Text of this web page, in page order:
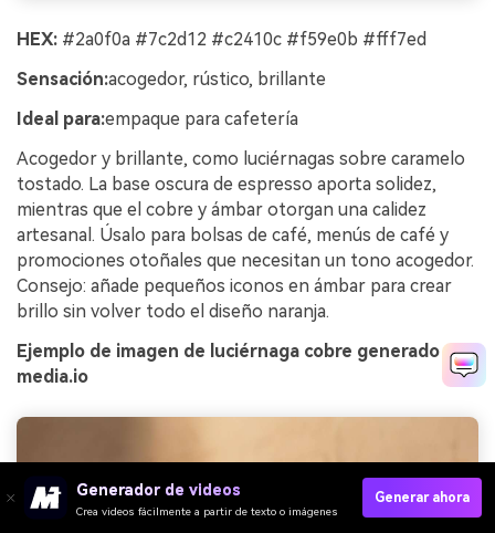
HEX: #2a0f0a #7c2d12 #c2410c #f59e0b #fff7ed
Sensación:acogedor, rústico, brillante
Ideal para:empaque para cafetería
Acogedor y brillante, como luciérnagas sobre caramelo
tostado. La base oscura de espresso aporta solidez,
mientras que el cobre y ámbar otorgan una calidez
artesanal. Úsalo para bolsas de café, menús de café y
promociones otoñales que necesitan un tono acogedor.
Consejo: añade pequeños iconos en ámbar para crear
brillo sin volver todo el diseño naranja.
Ejemplo de imagen de luciérnaga cobre generado con
media.io
Generador de videos
Crea videos fácilmente a partir de texto o imágenes
Generar ahora